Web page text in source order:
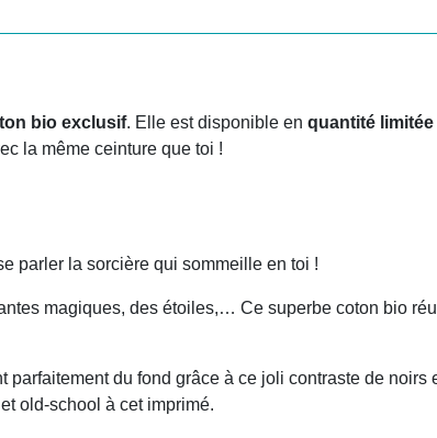
bio exclusif. Elle est disponible enquantité limitée
la même ceinture que toi !
parler la sorcière qui sommeille en toi !
magiques, des étoiles,… Ce superbe coton bio
parfaitement du fond grâce à ce joli contraste de noirs
old-school à cet imprimé.